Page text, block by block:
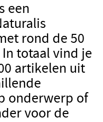
een
rond de 50
totaal vind je
artikelen uit
onderwerp of
voor de